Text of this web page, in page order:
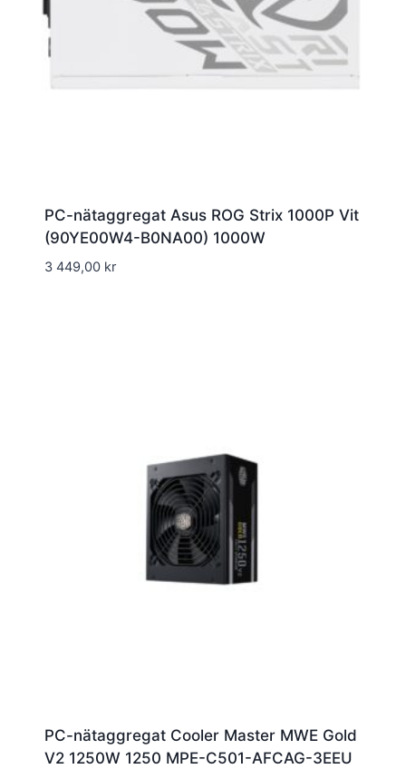
PC-nätaggregat Asus ROG Strix 1000P Vit
(90YE00W4-B0NA00) 1000W
3 449,00 kr
PC-nätaggregat Cooler Master MWE Gold
V2 1250W 1250 MPE-C501-AFCAG-3EEU